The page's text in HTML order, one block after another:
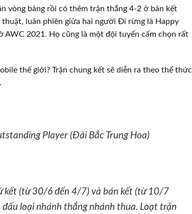
vòng bảng rồi có thêm trận thắng 4-2 ở bán kết
luân phiên giữa hai người Đi rừng là Happy
AWC 2021. Họ cũng là một đội tuyển cấm chọn rất
thế giới? Trận chung kết sẽ diễn ra theo thể thức
Player (Đài Bắc Trung Hoa)
kết (từ 30/6 đến 4/7) và bán kết (từ 10/7
loại nhánh thắng nhánh thua. Loạt trận